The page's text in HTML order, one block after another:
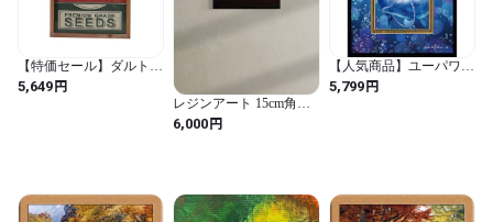
【特価セール】ダルトン
(Dulton) アート フレーム
VOLKMAN 懐かしくも
5,649円
レジンアート 15cm角
Lavender Sunset
6,000円
【人気商品】ユーパワー
クリスチャン・リース・
ラッセン ビッグアート S
5,799円